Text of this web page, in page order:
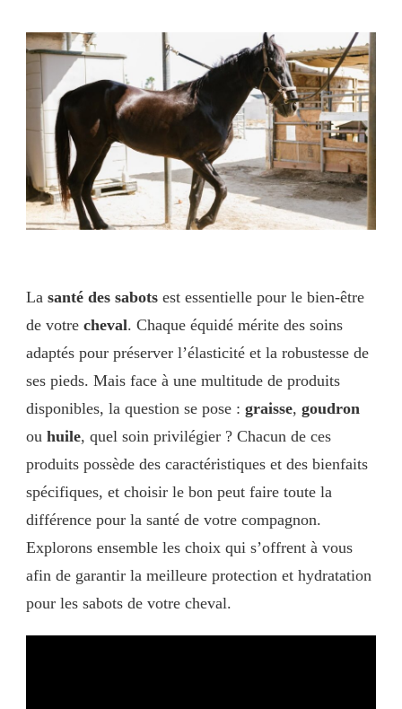
La santé des sabots est essentielle pour le bien-être
de votre cheval. Chaque équidé mérite des soins
adaptés pour préserver l’élasticité et la robustesse de
ses pieds. Mais face à une multitude de produits
disponibles, la question se pose : graisse, goudron
ou huile, quel soin privilégier ? Chacun de ces
produits possède des caractéristiques et des bienfaits
spécifiques, et choisir le bon peut faire toute la
différence pour la santé de votre compagnon.
Explorons ensemble les choix qui s’offrent à vous
afin de garantir la meilleure protection et hydratation
pour les sabots de votre cheval.